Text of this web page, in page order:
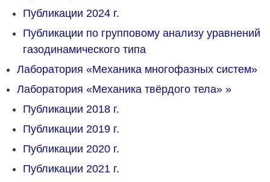
Публикации 2024 г.
Публикации по групповому анализу уравнений
газодинамического типа
Лаборатория «Механика многофазных систем»
Лаборатория «Механика твёрдого тела» »
Публикации 2018 г.
Публикации 2019 г.
Публикации 2020 г.
Публикации 2021 г.